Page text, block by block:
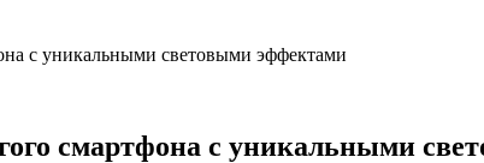
с уникальными световыми эффектами
смартфона с уникальными